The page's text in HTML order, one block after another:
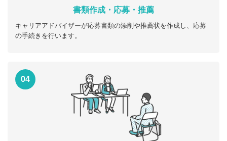
書類作成・応募・推薦
キャリアアドバイザーが応募書類の添削や推薦状を作成し、応募
の手続きを行います。
04